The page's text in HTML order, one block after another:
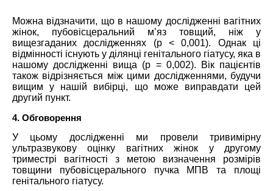
Можна відзначити, що в нашому дослідженні вагітних
жінок, пубовісцеральний м’яз товщий, ніж у
вищезгаданих дослідженнях (p < 0,001). Однак ці
відмінності існують у ділянці генітального гіатусу, яка в
нашому дослідженні вища (p = 0,002). Вік пацієнтів
також відрізняється між цими дослідженнями, будучи
вищим у нашій вибірці, що може виправдати цей
другий пункт.
4. Обговорення
У цьому дослідженні ми провели тривимірну
ультразвукову оцінку вагітних жінок у другому
триместрі вагітності з метою визначення розмірів
товщини пубовісцерального пучка МПВ та площі
генітального гіатусу.